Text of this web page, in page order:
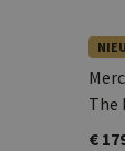
The
€